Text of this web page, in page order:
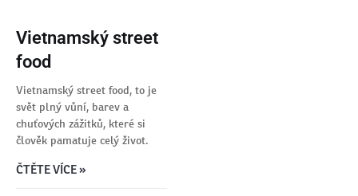
Vietnamský street
food
Vietnamský street food, to je
svět plný vůní, barev a
chuťových zážitků, které si
člověk pamatuje celý život.
ČTĚTE VÍCE »